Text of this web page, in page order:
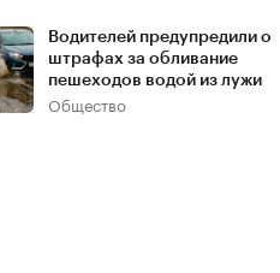
Водителей предупредили о
штрафах за обливание
пешеходов водой из лужи
Общество